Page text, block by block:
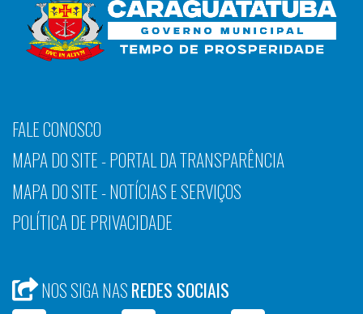
FALE CONOSCO
MAPA DO SITE - PORTAL DA TRANSPARÊNCIA
MAPA DO SITE - NOTÍCIAS E SERVIÇOS
POLÍTICA DE PRIVACIDADE
NOS SIGA NASREDES SOCIAIS